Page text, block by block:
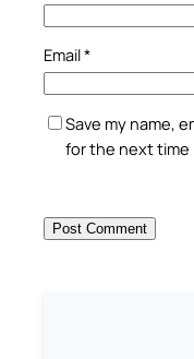
Email*
Save my name,
for the next time